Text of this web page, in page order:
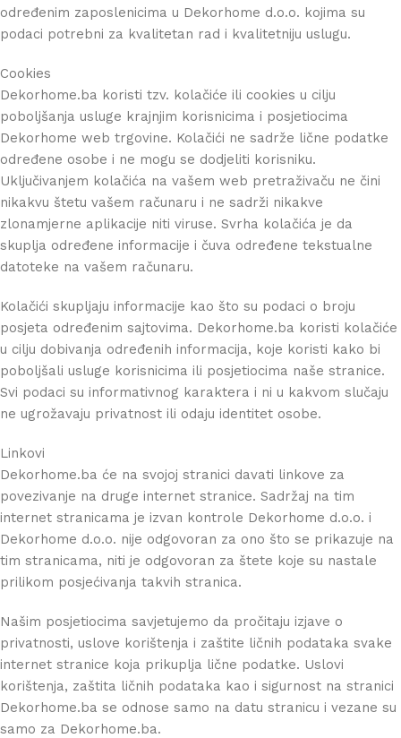
određenim zaposlenicima u Dekorhome d.o.o. kojima su
podaci potrebni za kvalitetan rad i kvalitetniju uslugu.
Cookies
Dekorhome.ba koristi tzv. kolačiće ili cookies u cilju
poboljšanja usluge krajnjim korisnicima i posjetiocima
Dekorhome web trgovine. Kolačići ne sadrže lične podatke
određene osobe i ne mogu se dodjeliti korisniku.
Uključivanjem kolačića na vašem web pretraživaču ne čini
nikakvu štetu vašem računaru i ne sadrži nikakve
zlonamjerne aplikacije niti viruse. Svrha kolačića je da
skuplja određene informacije i čuva određene tekstualne
datoteke na vašem računaru.
Kolačići skupljaju informacije kao što su podaci o broju
posjeta određenim sajtovima. Dekorhome.ba koristi kolačiće
u cilju dobivanja određenih informacija, koje koristi kako bi
poboljšali usluge korisnicima ili posjetiocima naše stranice.
Svi podaci su informativnog karaktera i ni u kakvom slučaju
ne ugrožavaju privatnost ili odaju identitet osobe.
Linkovi
Dekorhome.ba će na svojoj stranici davati linkove za
povezivanje na druge internet stranice. Sadržaj na tim
internet stranicama je izvan kontrole Dekorhome d.o.o. i
Dekorhome d.o.o. nije odgovoran za ono što se prikazuje na
tim stranicama, niti je odgovoran za štete koje su nastale
prilikom posjećivanja takvih stranica.
Našim posjetiocima savjetujemo da pročitaju izjave o
privatnosti, uslove korištenja i zaštite ličnih podataka svake
internet stranice koja prikuplja lične podatke. Uslovi
korištenja, zaštita ličnih podataka kao i sigurnost na stranici
Dekorhome.ba se odnose samo na datu stranicu i vezane su
samo za Dekorhome.ba.